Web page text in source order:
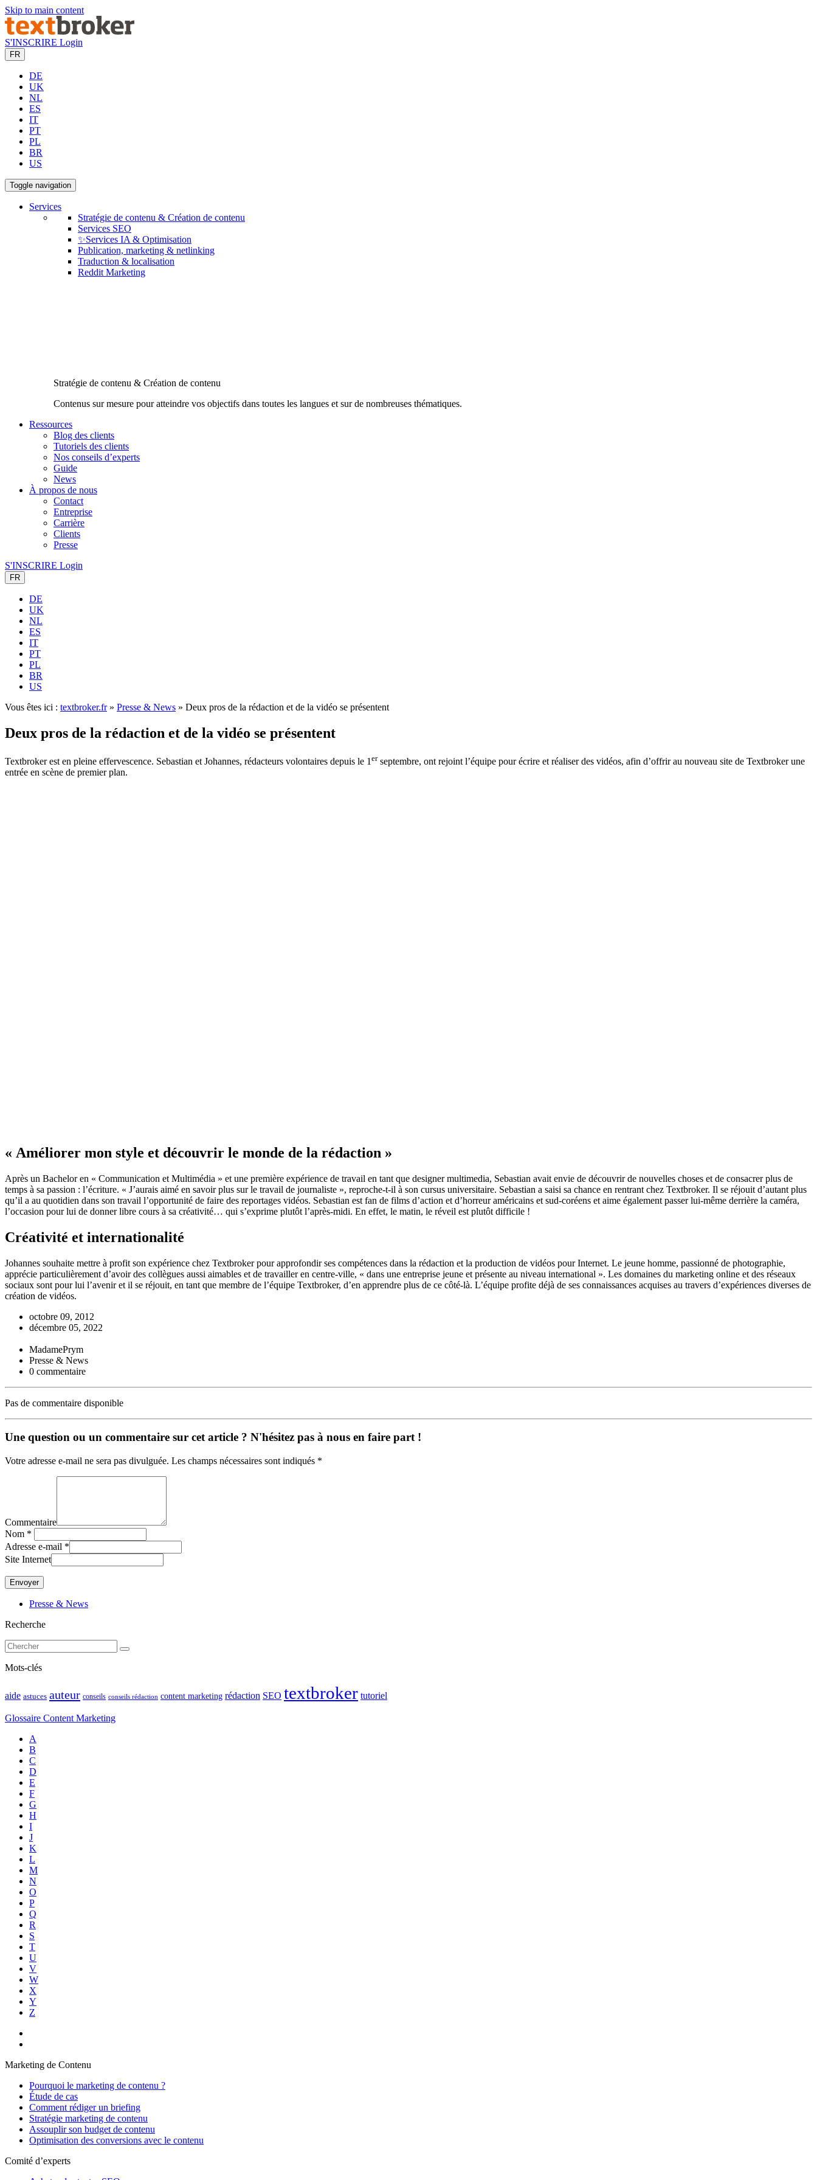
Skip to main content
S'INSCRIRE Login
FR
DE
UK
NL
ES
IT
PT
PL
BR
US
Toggle navigation
Services
Stratégie de contenu & Création de contenu
Services SEO
✨Services IA & Optimisation
Publication, marketing & netlinking
Traduction & localisation
Reddit Marketing
Stratégie de contenu & Création de contenu
Contenus sur mesure pour atteindre vos objectifs dans toutes les langues et sur de nombreuses thématiques.
Ressources
Blog des clients
Tutoriels des clients
Nos conseils d’experts
Guide
News
À propos de nous
Contact
Entreprise
Carrière
Clients
Presse
S'INSCRIRE Login
FR
DE
UK
NL
ES
IT
PT
PL
BR
US
Vous êtes ici : textbroker.fr» Presse & News » Deux pros de la rédaction et de la vidéo se présentent
Deux pros de la rédaction et de la vidéo se présentent
Textbroker est en pleine effervescence. Sebastian et Johannes, rédacteurs volontaires depuis le 1 erseptembre, ont rejoint l’équipe pour écrire et réaliser des vidéos, afin d’offrir au nouveau site de Textbroker une
entrée en scène de premier plan.
« Améliorer mon style et découvrir le monde de la rédaction »
Après un Bachelor en « Communication et Multimédia » et une première expérience de travail en tant que designer multimedia, Sebastian avait envie de découvrir de nouvelles choses et de consacrer plus de
temps à sa passion : l’écriture. « J’aurais aimé en savoir plus sur le travail de journaliste », reproche-t-il à son cursus universitaire. Sebastian a saisi sa chance en rentrant chez Textbroker. Il se réjouit d’autant plus
qu’il a au quotidien dans son travail l’opportunité de faire des reportages vidéos. Sebastian est fan de films d’action et d’horreur américains et sud-coréens et aime également passer lui-même derrière la caméra,
l’occasion pour lui de donner libre cours à sa créativité… qui s’exprime plutôt l’après-midi. En effet, le matin, le réveil est plutôt difficile !
Créativité et internationalité
Johannes souhaite mettre à profit son expérience chez Textbroker pour approfondir ses compétences dans la rédaction et la production de vidéos pour Internet. Le jeune homme, passionné de photographie,
apprécie particulièrement d’avoir des collègues aussi aimables et de travailler en centre-ville, « dans une entreprise jeune et présente au niveau international ». Les domaines du marketing online et des réseaux
sociaux sont pour lui l’avenir et il se réjouit, en tant que membre de l’équipe Textbroker, d’en apprendre plus de ce côté-là. L’équipe profite déjà de ses connaissances acquises au travers d’expériences diverses de
création de vidéos.
octobre 09, 2012
décembre 05, 2022
MadamePrym
Presse & News
0 commentaire
Pas de commentaire disponible
Une question ou un commentaire sur cet article ? N'hésitez pas à nous en faire part !
Votre adresse e-mail ne sera pas divulguée. Les champs nécessaires sont indiqués *
Commentaire
Nom *
Adresse e-mail *
Site Internet
Presse & News
Recherche
Mots-clés
aide astuces auteur conseils conseils rédaction content marketing rédaction SEO textbroker tutoriel
Glossaire Content Marketing
A
B
C
D
E
F
G
H
I
J
K
L
M
N
O
P
Q
R
S
T
U
V
W
X
Y
Z
Marketing de Contenu
Pourquoi le marketing de contenu ?
Étude de cas
Comment rédiger un briefing
Stratégie marketing de contenu
Assouplir son budget de contenu
Optimisation des conversions avec le contenu
Comité d’experts